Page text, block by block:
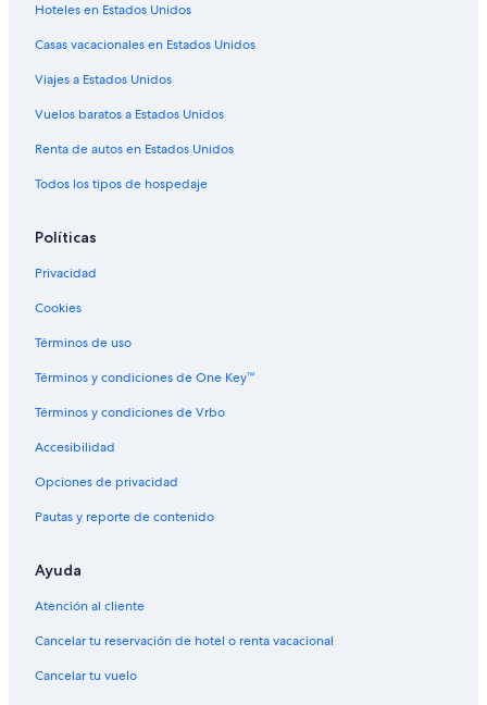
Moteles en La Sabana
Villas en La Sabana
Cabañas en Llano Largo
Casas de huéspedes en Llano Largo
Resorts en Llano Largo
Moteles en Llano Largo
Hoteles con spa en Granjas del Marqués
Hoteles en Granjas del Marqués
Casas de huéspedes en El Cayaco
Resorts en El Cayaco
Apartamentos en El Cayaco
Villas en Icacos
Cabañas en Puerto Márquez
Hoteles todo incluido en Playa Diamante
Hoteles cerca de Centro Comercial La Isla
Hoteles en Estados Unidos
Casas vacacionales en Estados Unidos
Viajes a Estados Unidos
Vuelos baratos a Estados Unidos
Renta de autos en Estados Unidos
Todos los tipos de hospedaje
Políticas
Privacidad
Cookies
Términos de uso
Términos y condiciones de One Key™
Términos y condiciones de Vrbo
Accesibilidad
Opciones de privacidad
Pautas y reporte de contenido
Ayuda
Atención al cliente
Cancelar tu reservación de hotel o renta vacacional
Cancelar tu vuelo